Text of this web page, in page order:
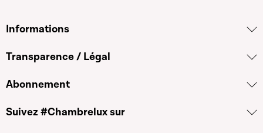
Informations
Transparence / Légal
Abonnement
Suivez #Chambrelux sur